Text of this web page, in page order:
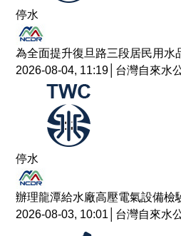
停水
為全面提升復旦路三段居民用水
2026-08-04, 11:19│台灣自來水
停水
辦理龍潭給水廠高壓電氣設備檢
2026-08-03, 10:01│台灣自來水